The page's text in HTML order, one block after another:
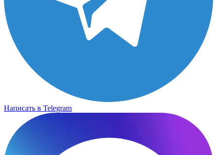
Написать в Telegram